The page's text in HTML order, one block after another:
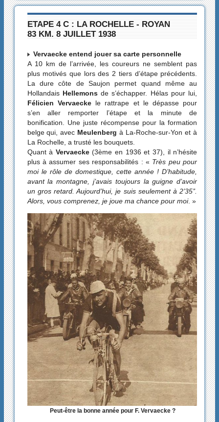
ETAPE 4 C : LA ROCHELLE - ROYAN
83 KM. 8 JUILLET 1938
Vervaecke entend jouer sa carte personnelle
A 10 km de l’arrivée, les coureurs ne semblent pas
plus motivés que lors des 2 tiers d’étape précédents.
La dure côte de Saujon permet quand même au
Hollandais Hellemonsde s’échapper. Hélas pour lui,
Félicien Vervaeckele rattrape et le dépasse pour
s’en aller remporter l’étape et la minute de
bonification. Une juste récompense pour la formation
belge qui, avec Meulenberg à La-Roche-sur-Yon et à
La Rochelle, a trusté les bouquets.
Quant à Vervaecke(3ème en 1936 et 37), il n’hésite
plus à assumer ses responsabilités : « Très peu pour
moi le rôle de domestique, cette année ! D’habitude,
avant la montagne, j’avais toujours la guigne d’avoir
un gros retard. Aujourd’hui, je suis seulement à 2’35’’.
Alors, vous comprenez, je joue ma chance pour moi. »
Peut-être la bonne année pour F. Vervaecke ?